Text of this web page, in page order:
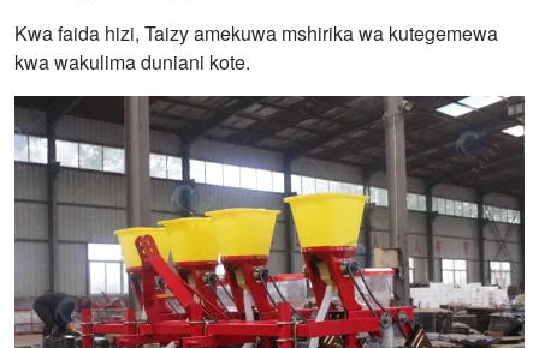
Kwa faida hizi, Taizy amekuwa mshirika wa kutegemewa
kwa wakulima duniani kote.